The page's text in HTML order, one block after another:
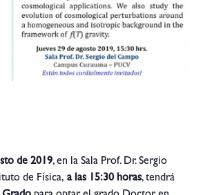
de 2019, en la Sala Prof. Dr. Sergio
de Física, a las 15:30 horas, tendrá